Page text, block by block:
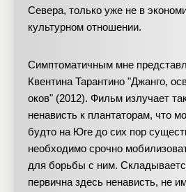
Севера, только уже не в
культурном отношении.
Симптоматичным мне
Квентина Тарантино "Джанго,
оков" (2012). Фильм излучает
ненависть к плантаторам, что
будто на Юге до сих пор
необходимо срочно
для борьбы с ним.
первична здесь ненависть, не